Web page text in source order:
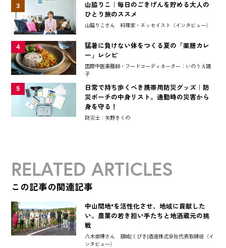
3
山脇りこ｜毎日のごきげんを貯める大人の
ひとり旅のススメ
山脇りこさん 料理家・エッセイスト〈インタビュー〉
4
猛暑に負けない体をつくる夏の「薬膳カレ
ー」レシピ
国際中医薬膳師・フードコーディネーター：いのうえ陽
子
5
日常で持ち歩くべき携帯用防災グッズ｜防
災ポーチの中身リスト。通勤時の災害から
身を守る！
防災士：矢野きくの
RELATED ARTICLES
この記事の関連記事
中山間地*を活性化させ、地域に貢献した
い。農業の若き担い手たちと地酒蔵元の挑
戦
八木崇博さん 頚城(くびき)酒造株式会社代表取締役〈イ
ンタビュー〉